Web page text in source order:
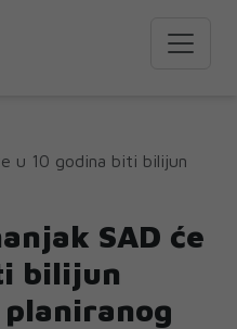
u 10 godina biti bilijun
SAD će
bilijun